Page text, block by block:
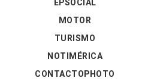
EPSOCIAL
MOTOR
TURISMO
NOTIMÉRICA
CONTACTOPHOTO